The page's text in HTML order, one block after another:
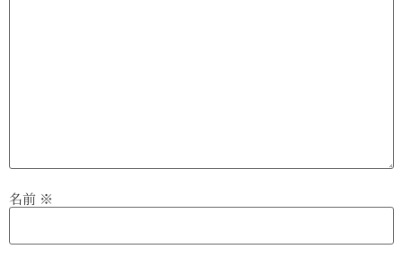
名前 ※